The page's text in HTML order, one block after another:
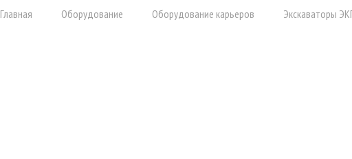
Главная Оборудование Оборудование карьеров Экскаваторы